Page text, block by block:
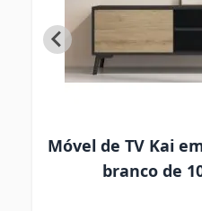
Móvel de TV Kai
branco de